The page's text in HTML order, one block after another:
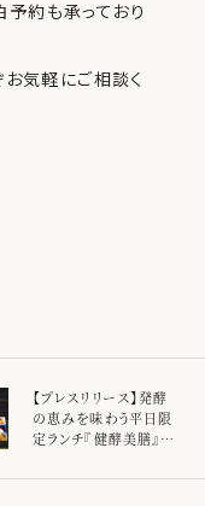
予約も承っており
気軽にご相談く
【プレスリリース】発酵
の恵みを味わう平日限
定ランチ『健酵美膳』が
を存分に味わえる”東京